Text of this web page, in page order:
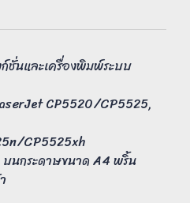
ชั่นและเครื่องพิมพ์ระบบ
CP5520/CP5525,
CP5525xh
นกระดาษขนาด A4 พริ้น